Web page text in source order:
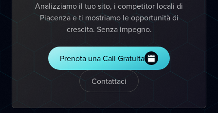
Analizziamo il tuo sito, i competitor locali di
Piacenza e ti mostriamo le opportunità di
crescita. Senza impegno.
Prenota una Call Gratuita
Contattaci